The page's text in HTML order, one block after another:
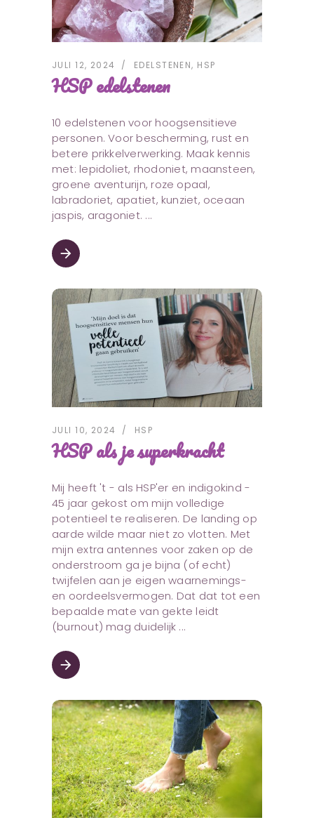
JULI 12, 2024 EDELSTENEN, HSP
HSP edelstenen
10 edelstenen voor hoogsensitieve
personen. Voor bescherming, rust en
betere prikkelverwerking. Maak kennis
met: lepidoliet, rhodoniet, maansteen,
groene aventurijn, roze opaal,
labradoriet, apatiet, kunziet, oceaan
jaspis, aragoniet.
arrow_forward
JULI 10, 2024 HSP
HSP als je superkracht
Mij heeft 't - als HSP'er en indigokind -
45 jaar gekost om mijn volledige
potentieel te realiseren. De landing op
aarde wilde maar niet zo vlotten. Met
mijn extra antennes voor zaken op de
onderstroom ga je bijna (of echt)
twijfelen aan je eigen waarnemings-
en oordeelsvermogen. Dat dat tot een
bepaalde mate van gekte leidt
(burnout) mag duidelijk
arrow_forward